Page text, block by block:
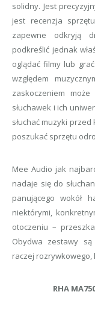
solidny. Jest
jest recenzja
zapewne odkryją
podkreślić jednak
oglądać filmy lub
względem
zaskoczeniem
słuchawek i ich
słuchać muzyki
poszukać sprzętu
Mee Audio jak
nadaje się do
panującego wokół
niektórymi,
otoczeniu –
Obydwa zestawy
raczej rozrywkowego,
RHA